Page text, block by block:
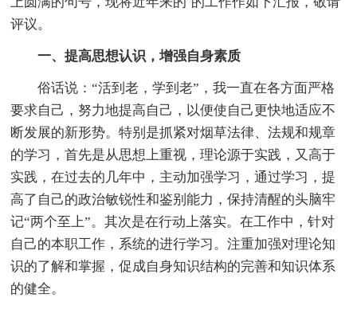
评议。
一、提高思想认识，增强自身素质
俗话说：“活到老，学到老”，我一直在各方面严格
要求自己，努力地提高自己，以便使自己更快地适应不
断发展的新形势。特别是抓紧对烟草法律、法规和规章
的学习，首先是从思想上重视，理论源于实践，又高于
实践，在过去的几年中，主动加强学习，通过学习，提
高了自己的政治敏锐性和鉴别能力，保持清醒的头脑牢
记“两个至上”。其次是在行动上落实。在工作中，针对
自己的本职工作，系统的进行学习。注重加强对理论知
识的了解和掌握，促成自身知识结构的完善和知识体系
的健全。